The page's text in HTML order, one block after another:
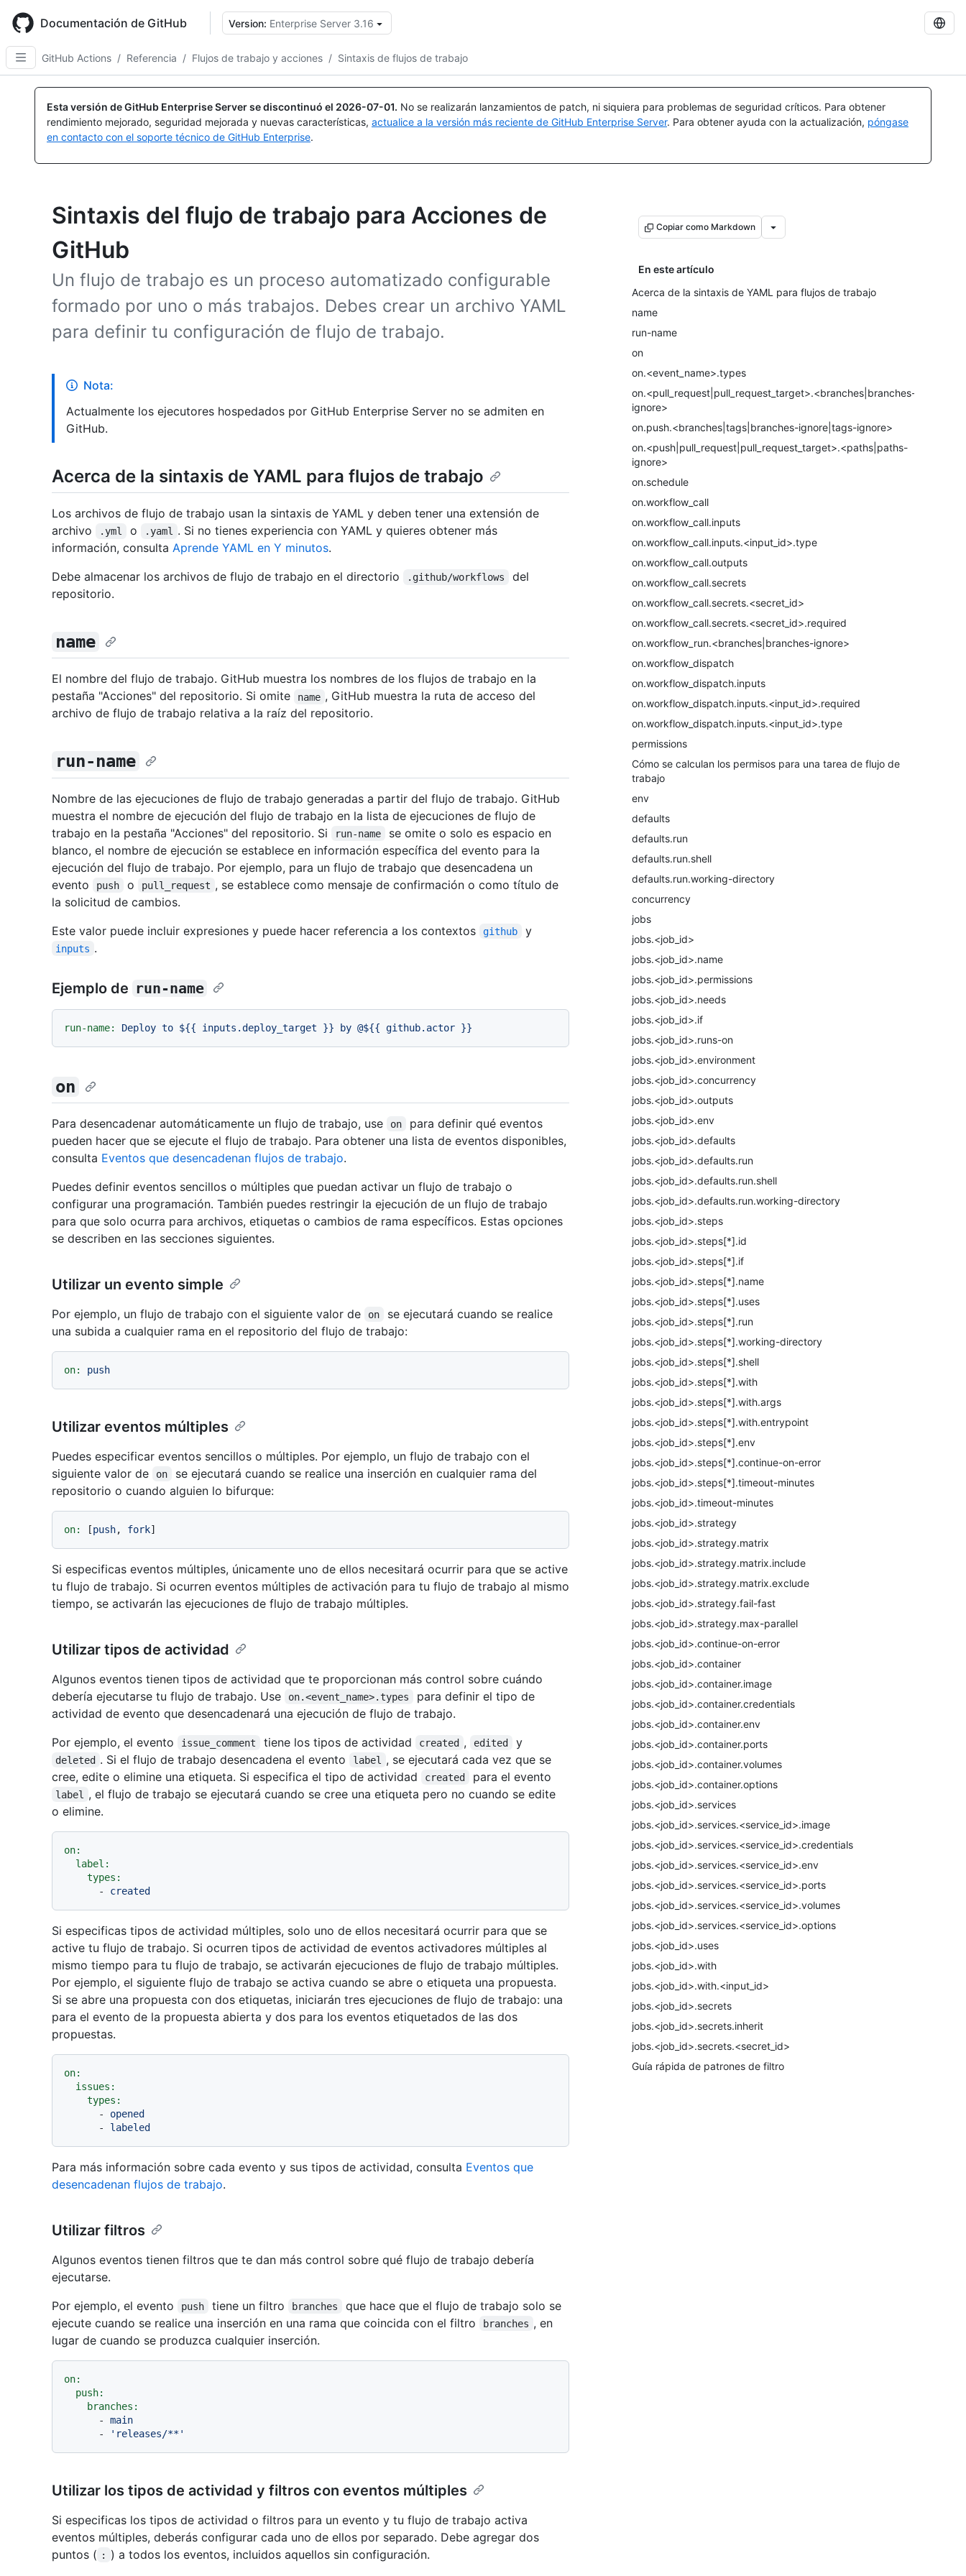
main
content
Documentación de GitHub Version: Enterprise Server 3.16
GitHub Actions / Referencia / Flujos de trabajo y acciones / Sintaxis de flujos de trabajo
Esta versión de GitHub Enterprise Server se discontinuó el 2026-07-01. No se realizarán lanzamientos de patch, ni siquiera para problemas de seguridad críticos. Para obtener
rendimiento mejorado, seguridad mejorada y nuevas características, actualice a la versión más reciente de GitHub Enterprise Server. Para obtener ayuda con la actualización, póngase
en contacto con el soporte técnico de GitHub Enterprise.
Sintaxis del flujo de trabajo para Acciones de
GitHub
Un flujo de trabajo es un proceso automatizado configurable
formado por uno o más trabajos. Debes crear un archivo YAML
para definir tu configuración de flujo de trabajo.
Copiar como Markdown
En este artículo
Acerca de la sintaxis de YAML para flujos de trabajo
name
run-name
on
on.<event_name>.types
on.<pull_request|pull_request_target>.<branches|branches-
ignore>
on.push.<branches|tags|branches-ignore|tags-ignore>
on.<push|pull_request|pull_request_target>.<paths|paths-
ignore>
on.schedule
on.workflow_call
on.workflow_call.inputs
on.workflow_call.inputs.<input_id>.type
on.workflow_call.outputs
on.workflow_call.secrets
on.workflow_call.secrets.<secret_id>
on.workflow_call.secrets.<secret_id>.required
on.workflow_run.<branches|branches-ignore>
on.workflow_dispatch
on.workflow_dispatch.inputs
on.workflow_dispatch.inputs.<input_id>.required
on.workflow_dispatch.inputs.<input_id>.type
permissions
Cómo se calculan los permisos para una tarea de flujo de
trabajo
env
defaults
defaults.run
defaults.run.shell
defaults.run.working-directory
concurrency
jobs
jobs.<job_id>
jobs.<job_id>.name
jobs.<job_id>.permissions
jobs.<job_id>.needs
jobs.<job_id>.if
jobs.<job_id>.runs-on
jobs.<job_id>.environment
jobs.<job_id>.concurrency
jobs.<job_id>.outputs
jobs.<job_id>.env
jobs.<job_id>.defaults
jobs.<job_id>.defaults.run
jobs.<job_id>.defaults.run.shell
jobs.<job_id>.defaults.run.working-directory
jobs.<job_id>.steps
jobs.<job_id>.steps[*].id
jobs.<job_id>.steps[*].if
jobs.<job_id>.steps[*].name
jobs.<job_id>.steps[*].uses
jobs.<job_id>.steps[*].run
jobs.<job_id>.steps[*].working-directory
jobs.<job_id>.steps[*].shell
jobs.<job_id>.steps[*].with
jobs.<job_id>.steps[*].with.args
jobs.<job_id>.steps[*].with.entrypoint
jobs.<job_id>.steps[*].env
jobs.<job_id>.steps[*].continue-on-error
jobs.<job_id>.steps[*].timeout-minutes
jobs.<job_id>.timeout-minutes
jobs.<job_id>.strategy
jobs.<job_id>.strategy.matrix
jobs.<job_id>.strategy.matrix.include
jobs.<job_id>.strategy.matrix.exclude
jobs.<job_id>.strategy.fail-fast
jobs.<job_id>.strategy.max-parallel
jobs.<job_id>.continue-on-error
jobs.<job_id>.container
jobs.<job_id>.container.image
jobs.<job_id>.container.credentials
jobs.<job_id>.container.env
jobs.<job_id>.container.ports
jobs.<job_id>.container.volumes
jobs.<job_id>.container.options
jobs.<job_id>.services
jobs.<job_id>.services.<service_id>.image
jobs.<job_id>.services.<service_id>.credentials
jobs.<job_id>.services.<service_id>.env
jobs.<job_id>.services.<service_id>.ports
jobs.<job_id>.services.<service_id>.volumes
jobs.<job_id>.services.<service_id>.options
jobs.<job_id>.uses
jobs.<job_id>.with
jobs.<job_id>.with.<input_id>
jobs.<job_id>.secrets
jobs.<job_id>.secrets.inherit
jobs.<job_id>.secrets.<secret_id>
Guía rápida de patrones de filtro
Nota:
Actualmente los ejecutores hospedados por GitHub Enterprise Server no se admiten en
GitHub.
Acerca de la sintaxis de YAML para flujos de trabajo
Los archivos de flujo de trabajo usan la sintaxis de YAML y deben tener una extensión de
archivo
.yml o .yaml
. Si no tienes experiencia con YAML y quieres obtener más
información, consulta Aprende YAML en Y minutos.
Debe almacenar los archivos de flujo de trabajo en el directorio
.github/workflows
del
repositorio.
name
El nombre del flujo de trabajo. GitHub muestra los nombres de los flujos de trabajo en la
pestaña "Acciones" del repositorio. Si omite
name , GitHub muestra la ruta de acceso del
archivo de flujo de trabajo relativa a la raíz del repositorio.
run-name
Nombre de las ejecuciones de flujo de trabajo generadas a partir del flujo de trabajo. GitHub
muestra el nombre de ejecución del flujo de trabajo en la lista de ejecuciones de flujo de
trabajo en la pestaña "Acciones" del repositorio. Si
run-name
se omite o solo es espacio en
blanco, el nombre de ejecución se establece en información específica del evento para la
ejecución del flujo de trabajo. Por ejemplo, para un flujo de trabajo que desencadena un
evento
push o pull_request , se establece como mensaje de confirmación o como título de
la solicitud de cambios.
Este valor puede incluir expresiones y puede hacer referencia a los contextos
github y
inputs .
Ejemplo de run-name
run-name: Deploy to ${{ inputs.deploy_target }} by @${{ github.actor }}
on
Para desencadenar automáticamente un flujo de trabajo, use on
para definir qué eventos
pueden hacer que se ejecute el flujo de trabajo. Para obtener una lista de eventos disponibles,
consulta Eventos que desencadenan flujos de trabajo.
Puedes definir eventos sencillos o múltiples que puedan activar un flujo de trabajo o
configurar una programación. También puedes restringir la ejecución de un flujo de trabajo
para que solo ocurra para archivos, etiquetas o cambios de rama específicos. Estas opciones
se describen en las secciones siguientes.
Utilizar un evento simple
Por ejemplo, un flujo de trabajo con el siguiente valor de on
se ejecutará cuando se realice
una subida a cualquier rama en el repositorio del flujo de trabajo:
on: push
Utilizar eventos múltiples
Puedes especificar eventos sencillos o múltiples. Por ejemplo, un flujo de trabajo con el
siguiente valor de
on
se ejecutará cuando se realice una inserción en cualquier rama del
repositorio o cuando alguien lo bifurque:
on: [push, fork
Si especificas eventos múltiples, únicamente uno de ellos necesitará ocurrir para que se active
tu flujo de trabajo. Si ocurren eventos múltiples de activación para tu flujo de trabajo al mismo
tiempo, se activarán las ejecuciones de flujo de trabajo múltiples.
Utilizar tipos de actividad
Algunos eventos tienen tipos de actividad que te proporcionan más control sobre cuándo
debería ejecutarse tu flujo de trabajo. Use
on.<event_name>.types
para definir el tipo de
actividad de evento que desencadenará una ejecución de flujo de trabajo.
Por ejemplo, el evento
issue_comment tiene los tipos de actividad created , edited y
deleted . Si el flujo de trabajo desencadena el evento label
, se ejecutará cada vez que se
cree, edite o elimine una etiqueta. Si especifica el tipo de actividad
created para el evento
label
, el flujo de trabajo se ejecutará cuando se cree una etiqueta pero no cuando se edite
o elimine.
on:
label:
types:
-
created
Si especificas tipos de actividad múltiples, solo uno de ellos necesitará ocurrir para que se
active tu flujo de trabajo. Si ocurren tipos de actividad de eventos activadores múltiples al
mismo tiempo para tu flujo de trabajo, se activarán ejecuciones de flujo de trabajo múltiples.
Por ejemplo, el siguiente flujo de trabajo se activa cuando se abre o etiqueta una propuesta.
Si se abre una propuesta con dos etiquetas, iniciarán tres ejecuciones de flujo de trabajo: una
para el evento de la propuesta abierta y dos para los eventos etiquetados de las dos
propuestas.
on:
issues:
types:
-
opened
-
labeled
Para más información sobre cada evento y sus tipos de actividad, consulta Eventos que
desencadenan flujos de trabajo.
Utilizar filtros
Algunos eventos tienen filtros que te dan más control sobre qué flujo de trabajo debería
ejecutarse.
Por ejemplo, el evento
push tiene un filtro branches
que hace que el flujo de trabajo solo se
ejecute cuando se realice una inserción en una rama que coincida con el filtro
branches , en
lugar de cuando se produzca cualquier inserción.
on:
push:
branches:
-
main
-
'releases/**'
Utilizar los tipos de actividad y filtros con eventos múltiples
Si especificas los tipos de actividad o filtros para un evento y tu flujo de trabajo activa
eventos múltiples, deberás configurar cada uno de ellos por separado. Debe agregar dos
puntos ( :
) a todos los eventos, incluidos aquellos sin configuración.